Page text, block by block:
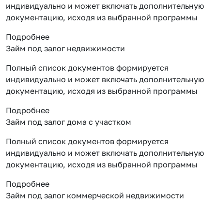
индивидуально и может включать дополнительную
документацию, исходя из выбранной программы
Подробнее
Займ под залог недвижимости
Полный список документов формируется
индивидуально и может включать дополнительную
документацию, исходя из выбранной программы
Подробнее
Займ под залог дома с участком
Полный список документов формируется
индивидуально и может включать дополнительную
документацию, исходя из выбранной программы
Подробнее
Займ под залог коммерческой недвижимости